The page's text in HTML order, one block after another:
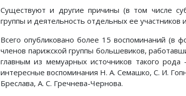
Существуют и другие причины (в том числе
группы и деятельность отдельных ее участников
Всего опубликовано более 15 воспоминаний
членов парижской группы большевиков,
главным из мемуарных источников такого
интересные воспоминания Н. А. Семашко, С. И.
Бреслава, А. С. Гречнева-Чернова.